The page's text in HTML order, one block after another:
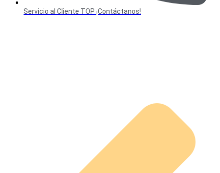
Servicio al Cliente TOP ¡Contáctanos!